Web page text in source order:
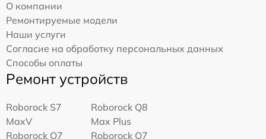
О компании
Ремонтируемые модели
Наши услуги
Согласие на обработку персональных данных
Способы оплаты
Ремонт устройств
Roborock S7
MaxV
Roborock Q8
Max Plus
Roborock Q7
Roborock Q7